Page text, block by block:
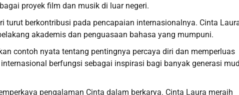
proyek film dan musik di luar negeri.
turut berkontribusi pada pencapaian internasionalnya. Cinta
akademis dan penguasaan bahasa yang mumpuni.
contoh nyata tentang pentingnya percaya diri dan memperluas
berfungsi sebagai inspirasi bagi banyak generasi
pengalaman Cinta dalam berkarya. Cinta Laura meraih